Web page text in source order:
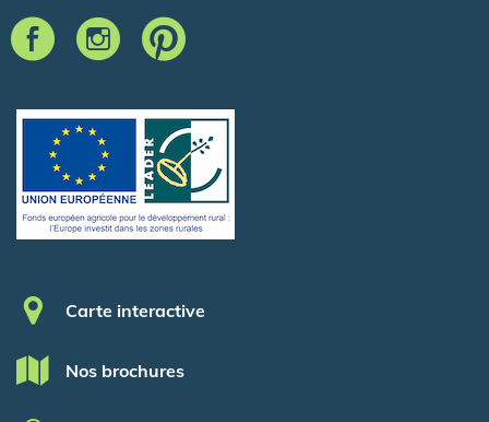
Pied de page
Carte interactive
Nos brochures